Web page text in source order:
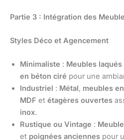
Partie 3 : Intégration des
Styles Déco et Agencement
Minimaliste : Meubles laqués
en béton ciré pour une
Industriel : Métal, meubles
MDF et étagères ouvertes
inox.
Rustique ou Vintage :
et poignées anciennes pour